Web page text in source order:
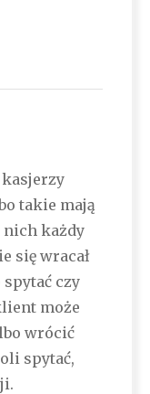
kasjerzy
takie mają
nich każdy
się wracał
spytać czy
może
wrócić
spytać,